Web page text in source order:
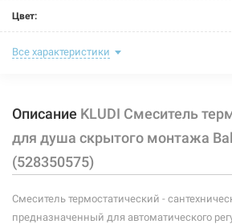
Цвет:
Способ монтажа:
Тип крепления:
Размер картриджа:
Назначение смесителя:
Все характеристики
Описание KLUDI Смеситель
для душа скрытого монтажа
(528350575)
Смеситель термостатический -
предназначенный для автоматического